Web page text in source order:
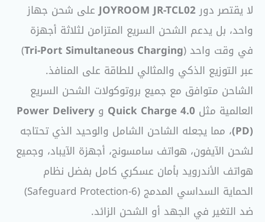
لا يقتصر دور JOYROOM JR-TCL02على شحن جهاز
واحد، بل يدعم الشحن السريع المتزامن لثلاثة أجهزة
في وقت واحد (Tri-Port Simultaneous Charging
)
عبر التوزيع الذكي والمثالي للطاقة على المنافذ.
الشاحن متوافق مع جميع بروتوكولات الشحن السريع
العالمية مثل Quick Charge 4.0 و Power Delivery
(PD)، مما يجعله الشاحن الشامل والوحيد الذي تحتاجه
لشحن الآيفون، هواتف سامسونج، أجهزة الآيباد، وجميع
هواتف الأندرويد بأمان عسكري كامل بفضل نظام
الحماية السداسي المدمج (6-Safeguard Protection)
ضد التغير في الجهد أو الشحن الزائد.